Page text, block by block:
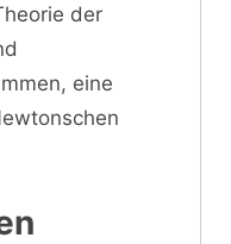
der
eine